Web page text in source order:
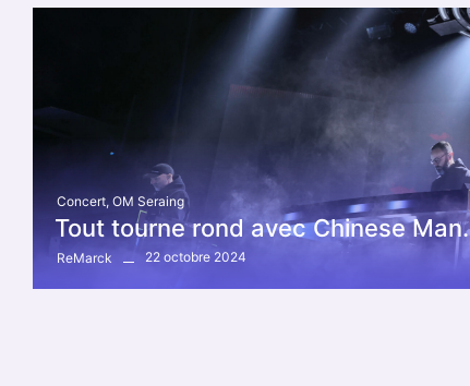
Concert, OM Seraing
Tout tourne rond avec Chinese Man.
ReMarck 22 octobre 2024